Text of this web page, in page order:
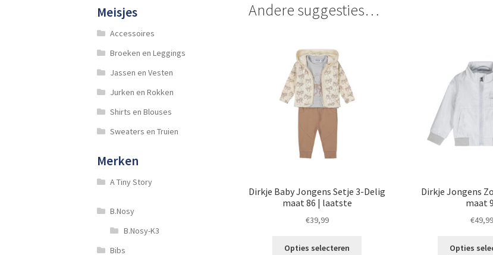
Andere suggesties…
Dirkje Baby Jongens Setje 3-Delig
maat 86 | laatste
€39,99
Opties selecteren
Dirkje Jongens
maat
€49,99
Opties
Meisjes
Accessoires
Broeken en Leggings
Jassen en Vesten
Jurken en Rokken
Shirts en Blouses
Sweaters en Truien
Merken
A Tiny Story
B.Nosy
B.Nosy-K3
Bibs